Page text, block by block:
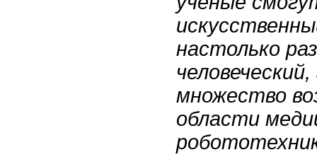
настолько
множество
области